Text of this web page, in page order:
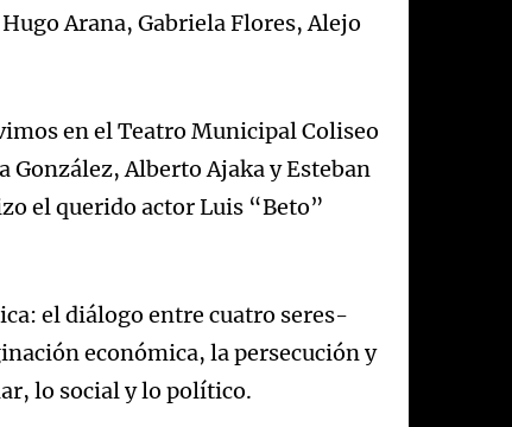
Arana, Gabriela Flores, Alejo
en el Teatro Municipal Coliseo
González, Alberto Ajaka y Esteban
el querido actor Luis “Beto”
el diálogo entre cuatro seres-
económica, la persecución y
lo social y lo político.